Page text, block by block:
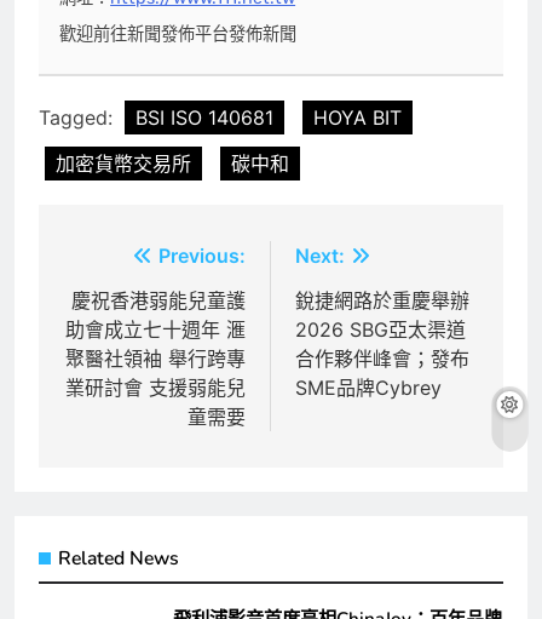
歡迎前往新聞發佈平台發佈新聞
Tagged: BSI ISO 140681
HOYA BIT
加密貨幣交易所
碳中和
章
導
覽
Previous:
慶祝香港弱能兒童護
助會成立七十週年 滙
聚醫社領袖 舉行跨專
業研討會 支援弱能兒
童需要
Next:
銳捷網路於重慶舉辦
2026 SBG亞太渠道
合作夥伴峰會；發布
SME品牌Cybrey
Related News